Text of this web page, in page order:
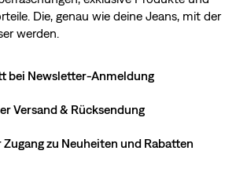
Die, genau wie deine Jeans, mit der
werden.
bei Newsletter-Anmeldung
Versand & Rücksendung
Zugang zu Neuheiten und Rabatten